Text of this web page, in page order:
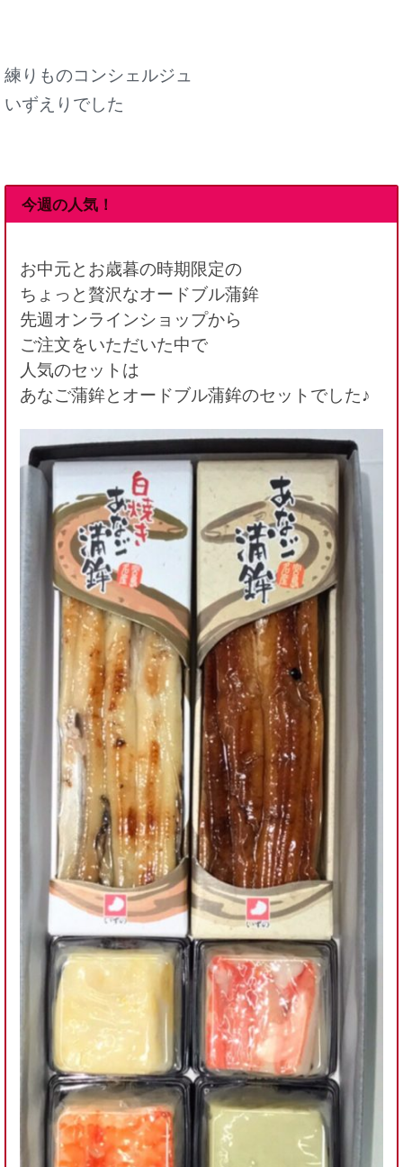
練りものコンシェルジュ
いずえりでした
今週の人気！
お中元とお歳暮の時期限定の
ちょっと贅沢なオードブル蒲鉾
先週オンラインショップから
ご注文をいただいた中で
人気のセットは
あなご蒲鉾とオードブル蒲鉾のセットでした♪